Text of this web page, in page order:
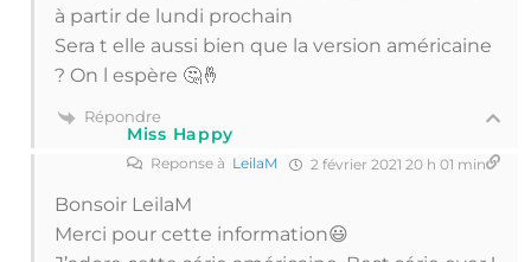
à partir de lundi prochain
Sera t elle aussi bien que la version américaine
? On l espère 🤔🤞
Répondre
Miss Happy
Reponse à LeilaM 2 février 2021 20 h 01 min
Bonsoir LeilaM
Merci pour cette information😃